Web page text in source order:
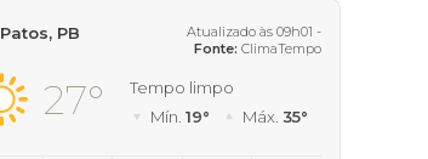
Patos, PB
Atualizado às 09h01 -
Fonte: ClimaTempo
27°
Tempo limpo
Mín. 19° Máx. 35°